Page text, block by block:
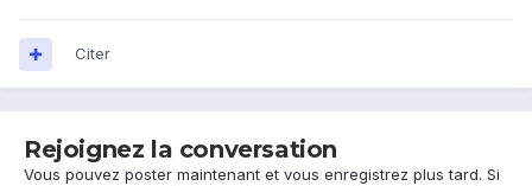
Citer
Rejoignez la conversation
Vous pouvez poster maintenant et vous enregistrez plus tard. Si